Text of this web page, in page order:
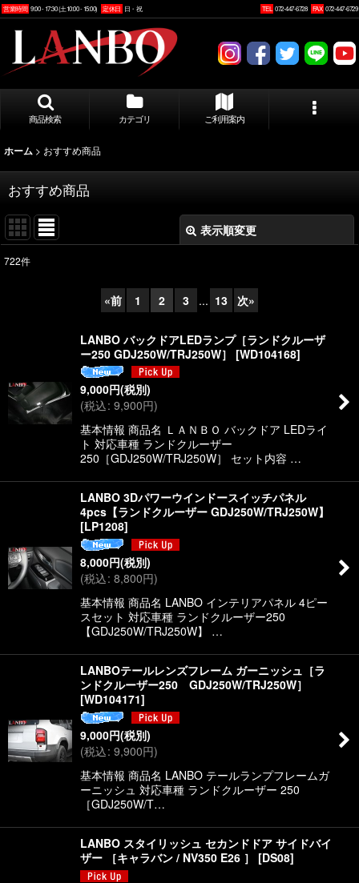
営業時間 9:00 - 17:30 (土10:00 - 15:00) 定休日 日・祝 TEL 072-447-6728 FAX 072-447-6729
商品検索 カテゴリ ご利用案内
ホーム > おすすめ商品
おすすめ商品
表示順変更
絞り込む
722件
«前 1 2 3 ... 13 次»
LANBO バックドアLEDランプ［ランドクルーザ
ー250 GDJ250W/TRJ250W］
[WD104168]
9,000円(税別)
(税込: 9,900円)
基本情報 商品名 ＬＡＮＢＯ バックドア LEDライ
ト 対応車種 ランドクルーザー
250［GDJ250W/TRJ250W］ セット内容 …
LANBO 3Dパワーウインドースイッチパネル
4pcs【ランドクルーザー GDJ250W/TRJ250W】
[LP1208]
8,000円(税別)
(税込: 8,800円)
基本情報 商品名 LANBO インテリアパネル 4ピー
スセット 対応車種 ランドクルーザー250
【GDJ250W/TRJ250W】 …
LANBOテールレンズフレーム ガーニッシュ［ラ
ンドクルーザー250 GDJ250W/TRJ250W］
[WD104171]
9,000円(税別)
(税込: 9,900円)
基本情報 商品名 LANBO テールランプフレームガ
ーニッシュ 対応車種 ランドクルーザー 250
［GDJ250W/T…
LANBO スタイリッシュ セカンドドア サイドバイ
ザー ［キャラバン / NV350 E26 ］
[DS08]